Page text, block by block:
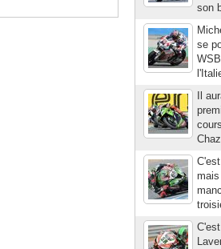
son
se
Il